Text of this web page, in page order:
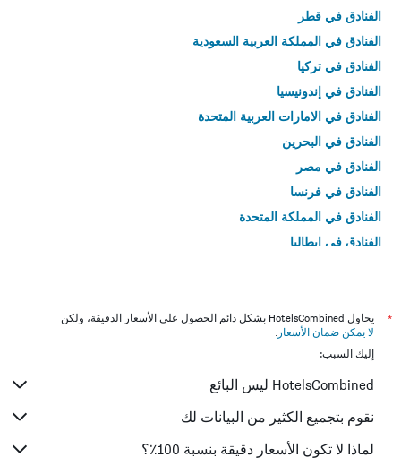
الفنادق في قطر
الفنادق في المملكة العربية السعودية
الفنادق في تركيا
الفنادق في إندونيسيا
الفنادق في الامارات العربية المتحدة
الفنادق في البحرين
الفنادق في مصر
الفنادق في فرنسا
الفنادق في المملكة المتحدة
الفنادق في إيطاليا
*
يحاول HotelsCombined بشكل دائم الحصول على الأسعار الدقيقة، ولكن
لا يمكن ضمان الأسعار .
إليك السبب:
HotelsCombined ليس البائع
نقوم بتجميع الكثير من البيانات لك
لماذا لا تكون الأسعار دقيقة بنسبة 100٪؟